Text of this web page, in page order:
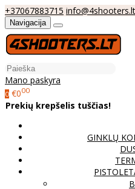
+37067883715 info@4shooters.lt
Navigacija
Mano paskyra
0 €000
Prekių krepšelis tuščias!
GINKLŲ